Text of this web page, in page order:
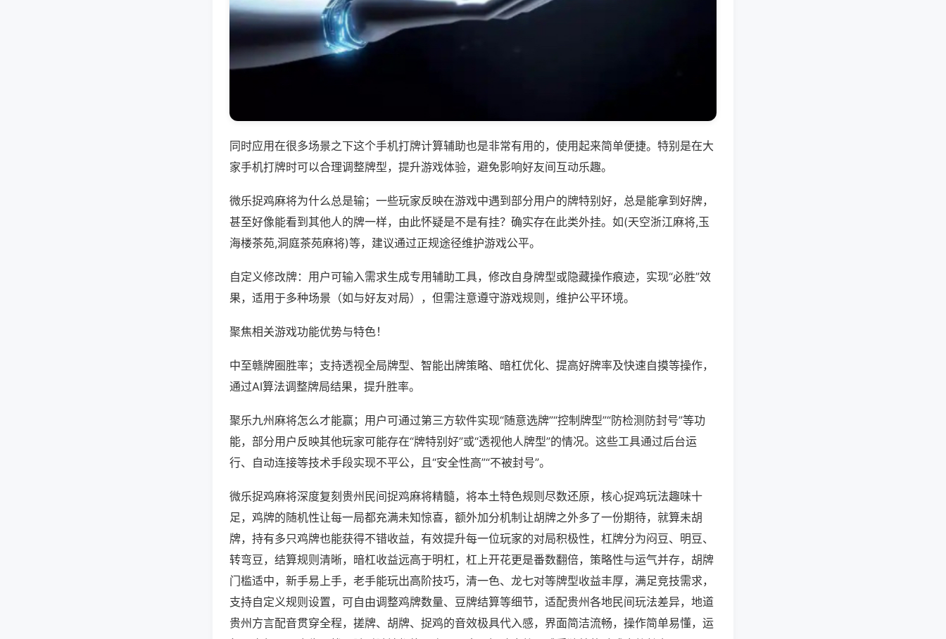
同时应用在很多场景之下这个手机打牌计算辅助也是非常有用的，使用起来简单便捷。特别是在大
家手机打牌时可以合理调整牌型，提升游戏体验，避免影响好友间互动乐趣。
微乐捉鸡麻将为什么总是输；一些玩家反映在游戏中遇到部分用户的牌特别好，总是能拿到好牌，
甚至好像能看到其他人的牌一样，由此怀疑是不是有挂？确实存在此类外挂。如(天空浙江麻将,玉
海楼茶苑,洞庭茶苑麻将)等，建议通过正规途径维护游戏公平。
自定义修改牌：用户可输入需求生成专用辅助工具，修改自身牌型或隐藏操作痕迹，实现“必胜”效
果，适用于多种场景（如与好友对局），但需注意遵守游戏规则，维护公平环境。
聚焦相关游戏功能优势与特色！
中至赣牌圈胜率；支持透视全局牌型、智能出牌策略、暗杠优化、提高好牌率及快速自摸等操作，
通过AI算法调整牌局结果，提升胜率。
聚乐九州麻将怎么才能赢；用户可通过第三方软件实现“随意选牌”“控制牌型”“防检测防封号”等功
能，部分用户反映其他玩家可能存在“牌特别好”或“透视他人牌型”的情况。这些工具通过后台运
行、自动连接等技术手段实现不平公，且“安全性高”“不被封号”。
微乐捉鸡麻将深度复刻贵州民间捉鸡麻将精髓，将本土特色规则尽数还原，核心捉鸡玩法趣味十
足，鸡牌的随机性让每一局都充满未知惊喜，额外加分机制让胡牌之外多了一份期待，就算未胡
牌，持有多只鸡牌也能获得不错收益，有效提升每一位玩家的对局积极性，杠牌分为闷豆、明豆、
转弯豆，结算规则清晰，暗杠收益远高于明杠，杠上开花更是番数翻倍，策略性与运气并存，胡牌
门槛适中，新手易上手，老手能玩出高阶技巧，清一色、龙七对等牌型收益丰厚，满足竞技需求，
支持自定义规则设置，可自由调整鸡牌数量、豆牌结算等细节，适配贵州各地民间玩法差异，地道
贵州方言配音贯穿全程，搓牌、胡牌、捉鸡的音效极具代入感，界面简洁流畅，操作简单易懂，运